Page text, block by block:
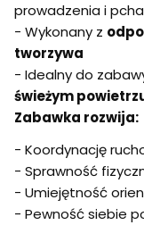
prowadzenia i
- Wykonany z
tworzywa
- Idealny do
świeżym
Zabawka rozwija:
- Koordynację
- Sprawność
- Umiejętność
- Pewność siebie